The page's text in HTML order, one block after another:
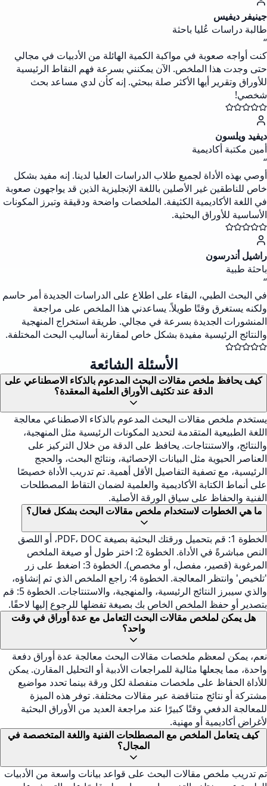
جينيفر ديفيس
طالبة دراسات عُليا باحثة
“
كنت أواجه صعوبة في مواكبة الكمية الهائلة من الأدبيات في مجالي
حتى وجدت هذا الملخص. الآن يمكنني بسرعة فهم النقاط الرئيسية
للأوراق وتقرير أيها الأكثر صلة ببحثي. إنه كأن لدي مساعد بحث
شخصي!
ديفيد ويلسون
أمين مكتبة أكاديمية
“
أوصي بهذه الأداة لجميع طلاب الدراسات العليا لدينا. إنه مفيد بشكل
خاص للناطقين غير الأصلين باللغة الإنجليزية الذين قد يواجهون صعوبة
في اللغة الأكاديمية الكثيفة. الملخصات واضحة ودقيقة وتبرز المكونات
الأساسية للأوراق البحثية.
راشيل أندرسون
باحثة طبية
“
في البحث الطبي، البقاء على اطلاع على الدراسات الجديدة أمر حاسم
ولكنه يستغرق وقتًا طويلاً. يساعدني هذا الملخص على مراجعة
المنشورات الجديدة بسرعة في مجالي. طريقة استخراج المنهجية
والنتائج الرئيسية مفيدة بشكل خاص لمقارنة أساليب البحث المختلفة.
الأسئلة الشائعة
كيف يحافظ ملخص مقالات البحث المدعوم بالذكاء الاصطناعي على
الدقة عند تكثيف الأوراق العلمية المعقدة؟
يستخدم ملخص مقالات البحث المدعوم بالذكاء الاصطناعي معالجة
اللغة الطبيعية المتقدمة لتحديد المكونات الرئيسية مثل المنهجية،
والنتائج، والاستنتاجات. يحافظ على الدقة من خلال التركيز على
العناصر الحيوية مثل البيانات الإحصائية، ونتائج البحث، والحجج
الرئيسية، مع تصفية التفاصيل الأقل أهمية. تم تدريب الأداة خصيصًا
على أنماط الكتابة الأكاديمية والعلمية لضمان التقاط المصطلحات
الفنية والحفاظ على سياق الورقة الأصلية.
ما هي الخطوات لاستخدام ملخص مقالات البحث بشكل فعال؟
الخطوة 1: قم بتحميل ورقتك البحثية بصيغة PDF، DOC، أو اللصق
النص مباشرةً في الأداة. الخطوة 2: اختر طول أو صيغة الملخص
المرغوبة (قصير، مفصل، أو مخصص). الخطوة 3: اضغط على زر
'تلخيص' وانتظر المعالجة. الخطوة 4: راجع الملخص الذي تم إنشاؤه،
والذي سيبرز النتائج الرئيسية، والمنهجية، والاستنتاجات. الخطوة 5: قم
بتصدير أو حفظ الملخص الخاص بك بصيغة تفضلها للرجوع إليها لاحقًا.
هل يمكن لملخص مقالات البحث التعامل مع عدة أوراق في وقت
واحد؟
نعم، يمكن لمعظم ملخصات مقالات البحث معالجة عدة أوراق دفعة
واحدة، مما يجعلها مثالية للمراجعات الأدبية أو التحليل المقارن. يمكن
للأداة الحفاظ على ملخصات منفصلة لكل ورقة بينما تحدد مواضيع
مشتركة أو نتائج متناقضة عبر مقالات مختلفة. توفر هذه الميزة
للمعالجة الدفعي وقتًا كبيرًا عند مراجعة العديد من الأوراق البحثية
لأغراض أكاديمية أو مهنية.
كيف يتعامل الملخص مع المصطلحات الفنية واللغة المتخصصة في
المجال؟
تم تدريب ملخص مقالات البحث على قواعد بيانات واسعة من الأدبيات